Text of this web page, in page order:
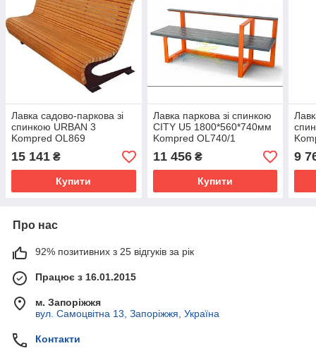
Лавка садово-паркова зі
спинкою URBAN 3
Kompred OL869
15 141 ₴
Купити
Лавка паркова зі спинкою
CITY U5 1800*560*740мм
Kompred OL740/1
11 456₴
Купити
9
Про нас
92% позитивних з 25 відгуків за рік
Працює з 16.01.2015
м. Запоріжжя
вул. Самоцвітна 13, Запоріжжя, Україна
Контакти